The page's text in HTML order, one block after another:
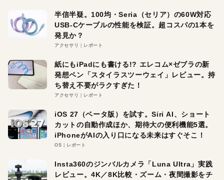
半信半疑。100均・Seria（セリア）の60W対応
USB-Cケーブルの性能を検証。超コスパの1本を
発見か？
アクセサリ レポート
紙にもiPadにも書ける!? エレコム×ゼブラの新
発想ペン「スタイラスツーウェイ」レビュー。持
ち替え不要がラクすぎた！
アクセサリ レポート
iOS 27（ベータ版）を試す。Siri AI、ショート
カットの自動作成ほか、期待大の便利機能5選。
iPhoneがAIの入り口になる未来はすぐそこ！
OS レポート
Insta360のジンバルカメラ「Luna Ultra」実践
レビュー。4K／8K比較・ズーム・夜間撮影をチ